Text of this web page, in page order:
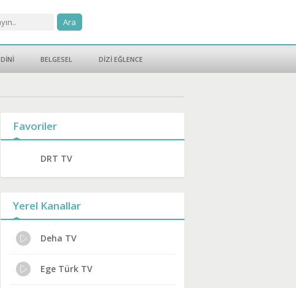
DİNİ BELGESEL DİZİ EĞLENCE
Favoriler
DRT TV
Yerel Kanallar
Deha TV
Ege Türk TV